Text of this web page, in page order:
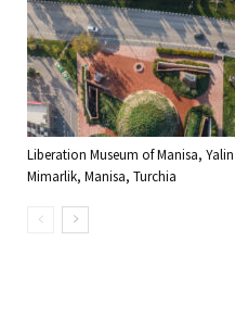
Liberation Museum of Manisa, Yalin
Mimarlik, Manisa, Turchia